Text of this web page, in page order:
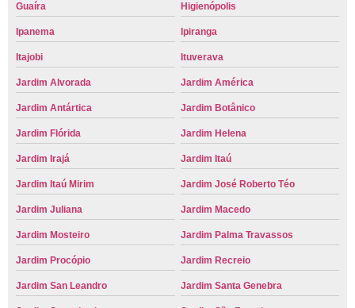
Guaíra Higienópolis
Ipanema Ipiranga
Itajobi Ituverava
Jardim Alvorada Jardim América
Jardim Antártica Jardim Botânico
Jardim Flórida Jardim Helena
Jardim Irajá Jardim Itaú
Jardim Itaú Mirim Jardim José Roberto Téo
Jardim Juliana Jardim Macedo
Jardim Mosteiro Jardim Palma Travassos
Jardim Procópio Jardim Recreio
Jardim San Leandro Jardim Santa Genebra